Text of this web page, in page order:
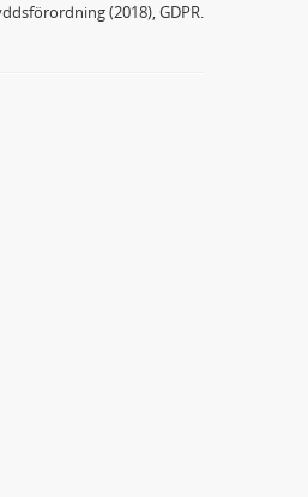
(2018), GDPR.